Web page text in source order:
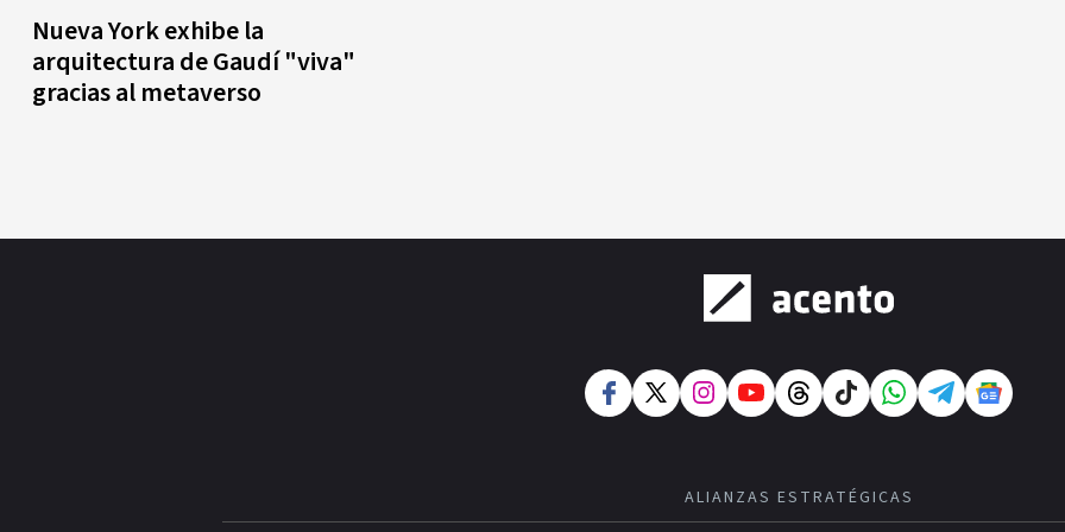
Nueva York exhibe la
arquitectura de Gaudí "viva"
gracias al metaverso
ALIANZAS ESTRATÉGICAS